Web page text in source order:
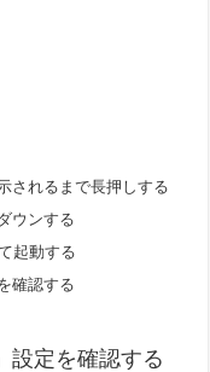
されるまで長押しする
ウンする
起動する
確認する
設定を確認する